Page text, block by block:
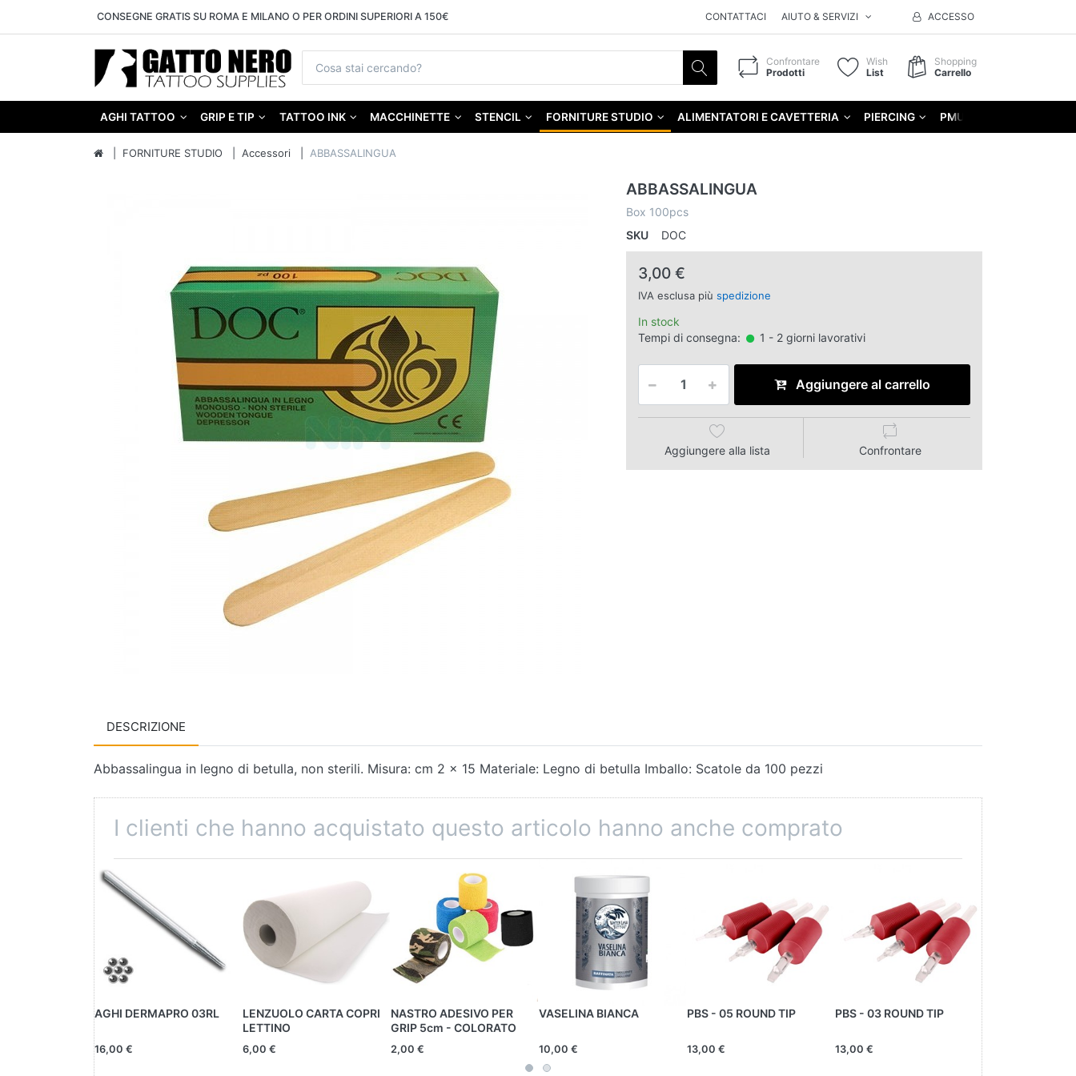
CONSEGNE GRATIS SU ROMA E MILANO O PER ORDINI SUPERIORI A 150€ CONTATTACI AIUTO & SERVIZI ACCESSO
Confrontare
Prodotti
Wish
List
Shopping
Carrello
AGHI TATTOO GRIP E TIP TATTOO INK MACCHINETTE STENCIL FORNITURE STUDIO ALIMENTATORI E CAVETTERIA PIERCING PMU
FORNITURE STUDIO Accessori ABBASSALINGUA
ABBASSALINGUA
Box 100pcs
SKU
DOC
3,00 €
IVA esclusa più spedizione
In stock
Tempi di consegna:
1 - 2 giorni lavorativi
Aggiungere al carrello
Aggiungere alla lista Confrontare
DESCRIZIONE
Abbassalingua in legno di betulla, non sterili. Misura: cm 2 x 15 Materiale: Legno di betulla Imballo: Scatole da 100 pezzi
I clienti che hanno acquistato questo articolo hanno anche comprato
AGHI DERMAPRO 03RL
16,00 €
LENZUOLO CARTA COPRI
LETTINO
6,00 €
NASTRO ADESIVO PER
GRIP 5cm - COLORATO
2,00 €
VASELINA BIANCA
10,00 €
PBS - 05 ROUND TIP
13,00 €
PBS - 03 ROUND TIP
13,00 €